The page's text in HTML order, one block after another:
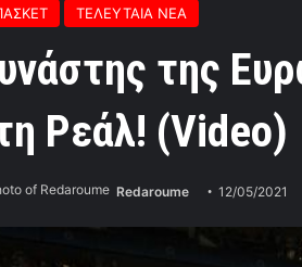
ΤΕΛΕΥΤΑΙΑ ΝΕΑ
της
Ρεάλ! (Video)
Redaroume 12/05/2021